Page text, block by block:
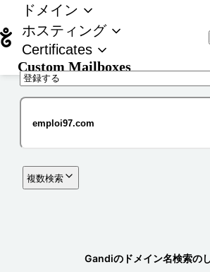
ドメイン
ホスティング
Certificates
Custom Mailboxes
複数検索
Gandiのドメイン名検索の